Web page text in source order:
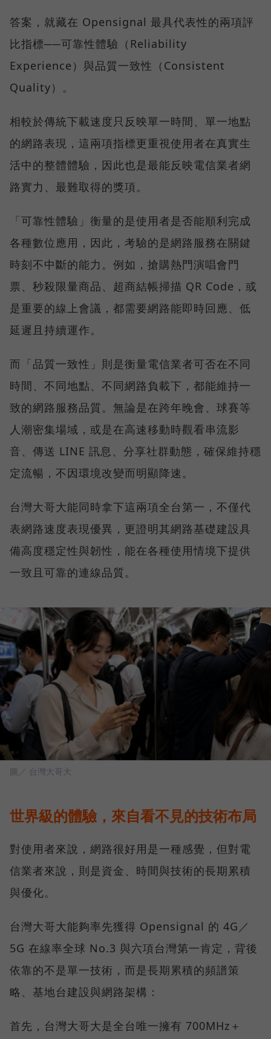
答案，就藏在 Opensignal 最具代表性的兩項評
比指標──可靠性體驗（Reliability
Experience）與品質一致性（Consistent
Quality）。
相較於傳統下載速度只反映單一時間、單一地點
的網路表現，這兩項指標更重視使用者在真實生
活中的整體體驗，因此也是最能反映電信業者網
路實力、最難取得的獎項。
「可靠性體驗」衡量的是使用者是否能順利完成
各種數位應用，因此，考驗的是網路服務在關鍵
時刻不中斷的能力。例如，搶購熱門演唱會門
票、秒殺限量商品、超商結帳掃描 QR Code，或
是重要的線上會議，都需要網路能即時回應、低
延遲且持續運作。
而「品質一致性」則是衡量電信業者可否在不同
時間、不同地點、不同網路負載下，都能維持一
致的網路服務品質。無論是在跨年晚會、球賽等
人潮密集場域，或是在高速移動時觀看串流影
音、傳送 LINE 訊息、分享社群動態，確保維持穩
定流暢，不因環境改變而明顯降速。
台灣大哥大能同時拿下這兩項全台第一，不僅代
表網路速度表現優異，更證明其網路基礎建設具
備高度穩定性與韌性，能在各種使用情境下提供
一致且可靠的連線品質。
圖／ 台灣大哥大
世界級的體驗，來自看不見的技術布局
對使用者來說，網路很好用是一種感覺，但對電
信業者來說，則是資金、時間與技術的長期累積
與優化。
台灣大哥大能夠率先獲得 Opensignal 的 4G／
5G 在線率全球 No.3 與六項台灣第一肯定，背後
依靠的不是單一技術，而是長期累積的頻譜策
略、基地台建設與網路架構：
首先，台灣大哥大是全台唯一擁有 700MHz＋